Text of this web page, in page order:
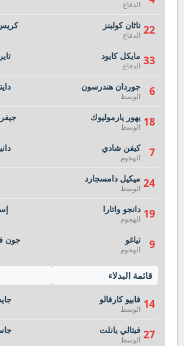
جون
الدفاع
22 ناثان كولينز
الدفاع
33 مايكل كايود
الدفاع
6 جوردان هندرسون
الوسط
18 يهور يارموليوك
الوسط
7 كيفن شادي
الهجوم
24 ميكيل دامسجارد
الوسط
19 دانجو واتارا
الهجوم
9 تياغو
الهجوم
قائمة البدلاء
14 فابيو كارفالو
الوسط
27 فيتالي يانلت
الوسط